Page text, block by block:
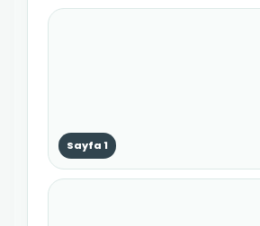
Sayfa 1